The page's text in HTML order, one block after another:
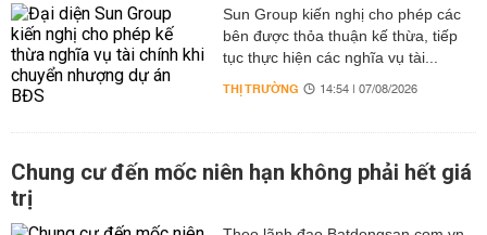
Sun Group kiến nghị cho phép các
bên được thỏa thuận kế thừa, tiếp
tục thực hiện các nghĩa vụ tài...
THỊ TRƯỜNG 14:54 | 07/08/2026
Chung cư đến mốc niên hạn không phải hết giá
trị